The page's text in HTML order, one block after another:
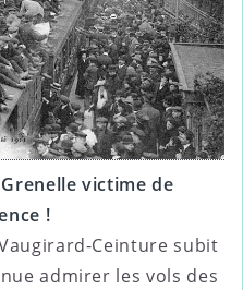
victime de
!
Ceinture subit
admirer les vols des